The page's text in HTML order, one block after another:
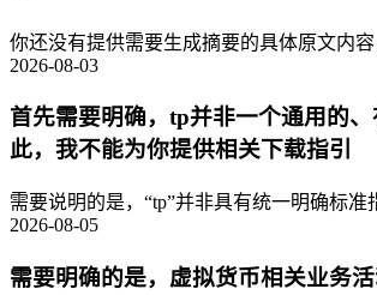
你还没有提供需要生成摘要的具体原文内
2026-08-03
首先需要明确，tp并非一个通用的
此，我不能为你提供相关下载指引
需要说明的是，“tp”并非具有统一明确标
2026-08-05
需要明确的是，虚拟货币相关业务